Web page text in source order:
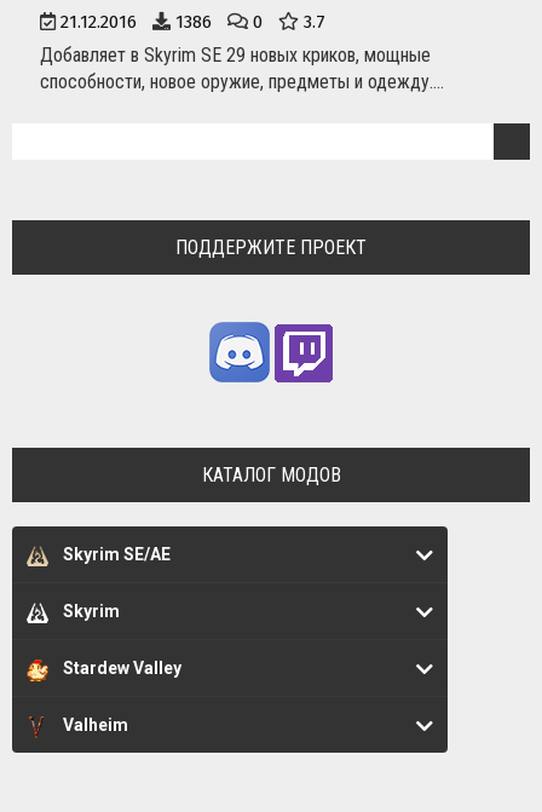
21.12.2016 1386 0 3.7
Добавляет в Skyrim SE 29 новых криков, мощные
способности, новое оружие, предметы и одежду....
ПОДДЕРЖИТЕ ПРОЕКТ
КАТАЛОГ МОДОВ
Skyrim SE/AE
Skyrim
Stardew Valley
Valheim